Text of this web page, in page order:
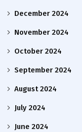
December 2024
November 2024
October 2024
September 2024
August 2024
July 2024
June 2024